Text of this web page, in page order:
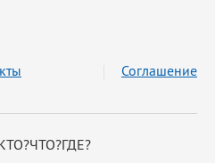
Соглашение